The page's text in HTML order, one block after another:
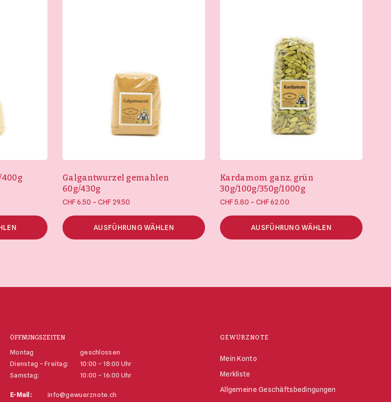
Galgantwurzel gemahlen
60g/430g
CHF6.50 – CHF 29.50
CHF 29.50
AUSFÜHRUNG WÄHLEN
Kardamom ganz, grün
30g/100g/350g/1000g
CHF5.80 – CHF62.00
CHF 62.00
AUSFÜHRUNG WÄHLEN
ÖFFNUNGSZEITEN
Montag
geschlossen
Dienstag – Freitag:
10:00 – 18:00 Uhr
Samstag:
10:00 – 16:00 Uhr
E-Mail: info@gewuerznote.ch
GEWÜRZNOTE
Mein Konto
Merkliste
Allgemeine Geschäftsbedingungen